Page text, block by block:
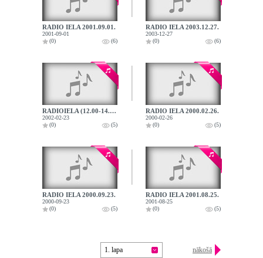
RADIO IELA 2001.09.01.
2001-09-01
(0)
(6)
RADIO IELA 2003.12.27.
2003-12-27
(0)
(6)
RADIOIELA (12.00-14.00) 2002.02.23.
2002-02-23
(0)
(5)
RADIO IELA 2000.02.26.
2000-02-26
(0)
(5)
RADIO IELA 2000.09.23.
2000-09-23
(0)
(5)
RADIO IELA 2001.08.25.
2001-08-25
(0)
(5)
1. lapa nākošā